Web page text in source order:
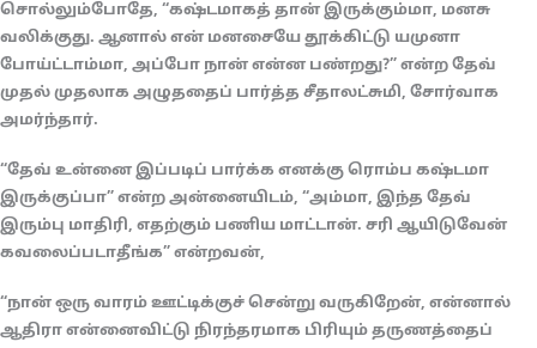
சொல்லும்போதே, “கஷ்டமாகத் தான் இருக்கும்மா, மனசு
வலிக்குது. ஆனால் என் மனசையே தூக்கிட்டு யமுனா
போய்ட்டாம்மா, அப்போ நான் என்ன பண்றது?” என்ற தேவ்
முதல் முதலாக அழுததைப் பார்த்த சீதாலட்சுமி, சோர்வாக
அமர்ந்தார்.
“தேவ் உன்னை இப்படிப் பார்க்க எனக்கு ரொம்ப கஷ்டமா
இருக்குப்பா” என்ற அன்னையிடம், “அம்மா, இந்த தேவ்
இரும்பு மாதிரி, எதற்கும் பணிய மாட்டான். சரி ஆயிடுவேன்
கவலைப்படாதீங்க” என்றவன்,
“நான் ஒரு வாரம் ஊட்டிக்குச் சென்று வருகிறேன், என்னால்
ஆதிரா என்னைவிட்டு நிரந்தரமாக பிரியும் தருணத்தைப்